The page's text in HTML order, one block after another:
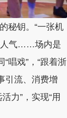
秘钥。“一张机
人气……场内是
唱戏”，“跟着浙
引流、消费增
力”，实现“用